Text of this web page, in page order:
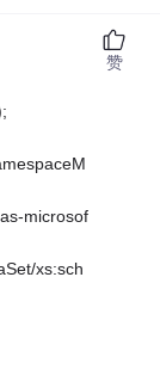
microsof
xs:sch
赞